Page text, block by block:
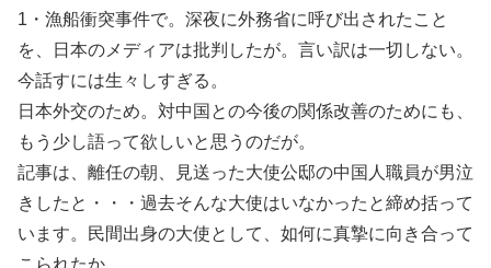
1・漁船衝突事件で。深夜に外務省に呼び出されたこと
を、日本のメディアは批判したが。言い訳は一切しない。
今話すには生々しすぎる。
日本外交のため。対中国との今後の関係改善のためにも、
もう少し語って欲しいと思うのだが。
記事は、離任の朝、見送った大使公邸の中国人職員が男泣
きしたと・・・過去そんな大使はいなかったと締め括って
います。民間出身の大使として、如何に真摯に向き合って
こられたか。